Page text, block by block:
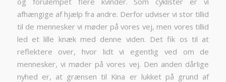
afhængige af hjælp fra andre. Derfor udviser vi stor tillid
til de mennesker vi møder på vores vej, men vores tillid
led et lille knæk med denne viden. Det fik os til at
reflektere over, hvor lidt vi egentlig ved om de
mennesker, vi møder på vores vej. Den anden dårlige
nyhed er, at grænsen til Kina er lukket på grund af